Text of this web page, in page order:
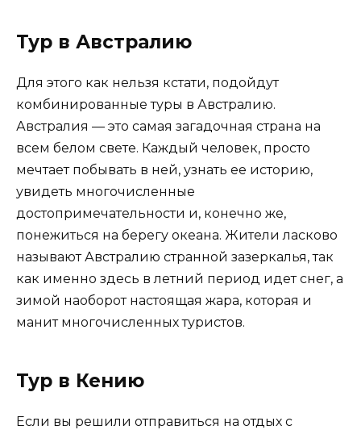
Тур в Австралию
Для этого как нельзя кстати, подойдут
комбинированные туры в Австралию.
Австралия — это самая загадочная страна на
всем белом свете. Каждый человек, просто
мечтает побывать в ней, узнать ее историю,
увидеть многочисленные
достопримечательности и, конечно же,
понежиться на берегу океана. Жители ласково
называют Австралию странной зазеркалья, так
как именно здесь в летний период идет снег, а
зимой наоборот настоящая жара, которая и
манит многочисленных туристов.
Тур в Кению
Если вы решили отправиться на отдых с